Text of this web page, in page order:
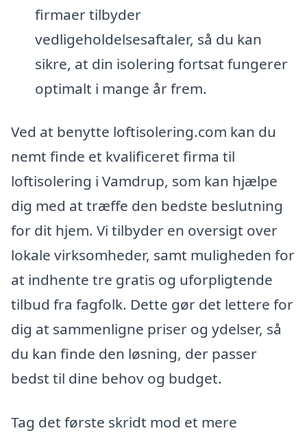
firmaer tilbyder
vedligeholdelsesaftaler, så du kan
sikre, at din isolering fortsat fungerer
optimalt i mange år frem.
Ved at benytte loftisolering.com kan du
nemt finde et kvalificeret firma til
loftisolering i Vamdrup, som kan hjælpe
dig med at træffe den bedste beslutning
for dit hjem. Vi tilbyder en oversigt over
lokale virksomheder, samt muligheden for
at indhente tre gratis og uforpligtende
tilbud fra fagfolk. Dette gør det lettere for
dig at sammenligne priser og ydelser, så
du kan finde den løsning, der passer
bedst til dine behov og budget.
Tag det første skridt mod et mere